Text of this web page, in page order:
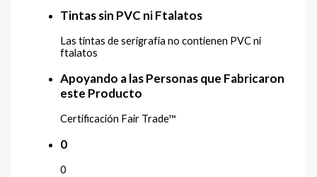
Tintas sin PVC ni Ftalatos
Las tintas de serigrafía no contienen PVC ni
ftalatos
Apoyando a las Personas que Fabricaron
este Producto
Certificación Fair Trade™
0
0